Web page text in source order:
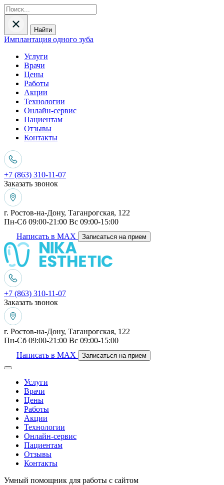
Найти
Имплантация одного зуба
Услуги
Врачи
Цены
Работы
Акции
Технологии
Онлайн-сервис
Пациентам
Отзывы
Контакты
+7 (863) 310-11-07
Заказать звонок
г. Ростов-на-Дону, Таганрогская, 122
Пн-Сб 09:00-21:00 Вс 09:00-15:00
Написать в MAX
Записаться на прием
+7 (863) 310-11-07
Заказать звонок
г. Ростов-на-Дону, Таганрогская, 122
Пн-Сб 09:00-21:00 Вс 09:00-15:00
Написать в MAX
Записаться на прием
Услуги
Врачи
Цены
Работы
Акции
Технологии
Онлайн-сервис
Пациентам
Отзывы
Контакты
Умный помощник для работы с сайтом